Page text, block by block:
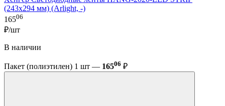
(243x294 мм) (Arlight, -)
16506
₽/шт
В наличии
Пакет (полиэтилен) 1 шт — 16506 ₽